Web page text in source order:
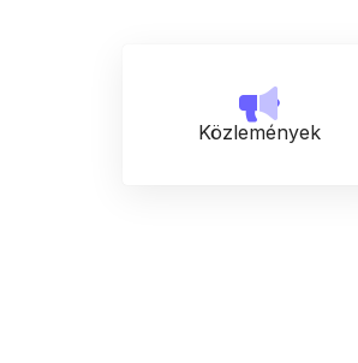
Közlemények